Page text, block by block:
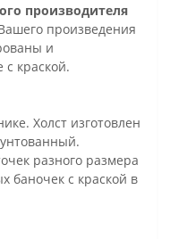
производителя
произведения
и
с краской.
Холст изготовлен
разного размера
баночек с краской в